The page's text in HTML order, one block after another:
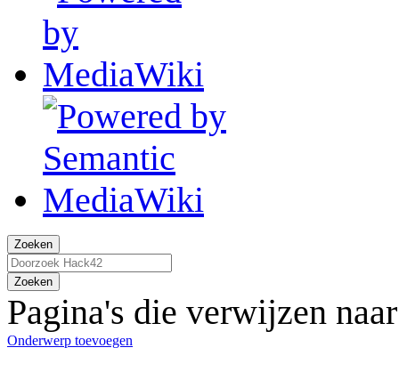
Zoeken
Zoeken
Pagina's die verwijzen
Onderwerp toevoegen